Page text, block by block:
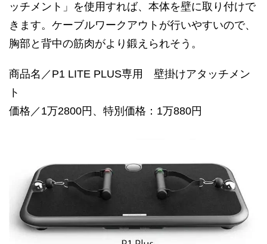
ッチメント」を使用すれば、本体を壁に取り付けで
きます。ケーブルワークアウトが行いやすいので、
胸部と背中の筋肉がより鍛えられそう。
商品名／P1 LITE PLUS専用 壁掛けアタッチメン
ト
価格／1万2800円、特別価格：1万880円